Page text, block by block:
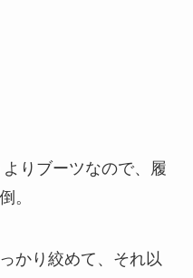
りブーツなので、履
。
かり絞めて、それ以